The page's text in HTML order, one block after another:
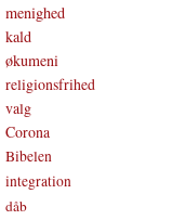
menighed
kald
økumeni
religionsfrihed
valg
Corona
Bibelen
integration
dåb